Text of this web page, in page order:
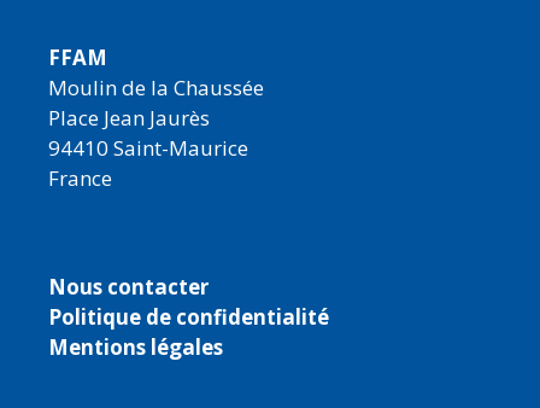
FFAM
Moulin de la Chaussée
Place Jean Jaurès
94410 Saint-Maurice
France
Nous contacter
Politique de confidentialité
Mentions légales